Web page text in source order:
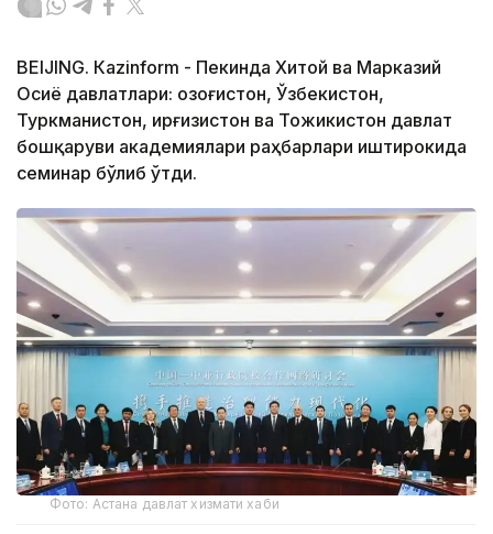
BEIJING. Кazinform - Пекинда Хитой ва Марказий
Осиё давлатлари: Қозоғистон, Ўзбекистон,
Туркманистон, Қирғизистон ва Тожикистон давлат
бошқаруви академиялари раҳбарлари иштирокида
семинар бўлиб ўтди.
Фото: Астана давлат хизмати хаби